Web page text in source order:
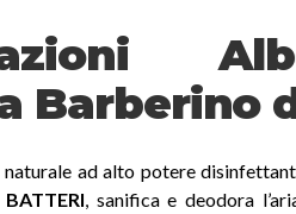
Barberino
naturale ad alto potere
, sanifica e deodora